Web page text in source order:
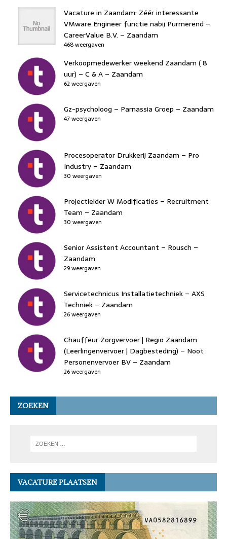
Vacature in Zaandam: Zéér interessante
VMware Engineer functie nabij Purmerend –
CareerValue B.V. – Zaandam
468 weergaven
Verkoopmedewerker weekend Zaandam ( 8
uur) – C & A – Zaandam
62 weergaven
Gz-psycholoog – Parnassia Groep – Zaandam
47 weergaven
Procesoperator Drukkerij Zaandam – Pro
Industry – Zaandam
30 weergaven
Projectleider W Modificaties – Recruitment
Team – Zaandam
30 weergaven
Senior Assistent Accountant – Rousch –
Zaandam
29 weergaven
Servicetechnicus Installatietechniek – AXS
Techniek – Zaandam
26 weergaven
Chauffeur Zorgvervoer | Regio Zaandam
(Leerlingenvervoer | Dagbesteding) – Noot
Personenvervoer BV – Zaandam
26 weergaven
ZOEKEN
VACATURE PLAATSEN